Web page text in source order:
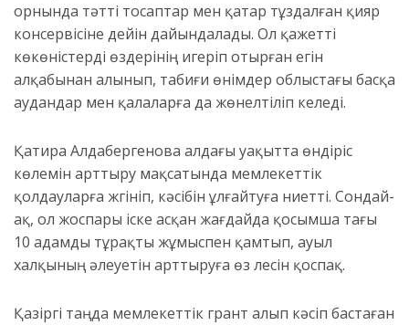
орнында тәтті тосаптар мен қатар тұздалған қияр
консервісіне дейін дайындалады. Ол қажетті
көкөністерді өздерінің игеріп отырған егін
алқабынан алынып, табиғи өнімдер облыстағы басқа
аудандар мен қалаларға да жөнелтіліп келеді.
Қатира Алдабергенова алдағы уақытта өндіріс
көлемін арттыру мақсатында мемлекеттік
қолдауларға жүгініп, кәсібін ұлғайтуға ниетті. Сондай-
ақ, ол жоспары іске асқан жағдайда қосымша тағы
10 адамды тұрақты жұмыспен қамтып, ауыл
халқының әлеуетін арттыруға өз үлесін қоспақ.
Қазіргі таңда мемлекеттік грант алып кәсіп бастаған